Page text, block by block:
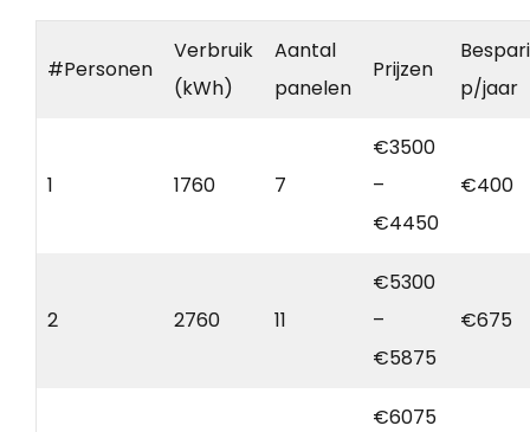
#Personen
Verbruik
(kWh)
Aantal
panelen
Prijzen
p/jaar
1 1760 7
€3500
–
€4450
€400
2 2760 11
€5300
–
€5875
€675
€6075